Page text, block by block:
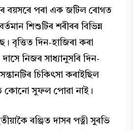
বয়সৰে পৰা এক জটিল ৰোগত
শিশুটিৰ শৰীৰৰ বিভিন্ন
বৃত্তিত দিন-হাজিৰা কৰা
দাসে নিজৰ সাধ্যানুসৰি দিন-
চিকিৎসা কৰাইছিল
সুফল পোৱা নাই।
ৰঞ্জিত দাসৰ পত্নী সুৰভি